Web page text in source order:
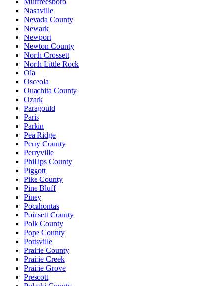
Nashville
Nevada County
Newark
Newport
Newton County
North Crossett
North Little Rock
Ola
Osceola
Ouachita County
Ozark
Paragould
Paris
Parkin
Pea Ridge
Perry County
Perryville
Phillips County
Piggott
Pike County
Pine Bluff
Piney
Pocahontas
Poinsett County
Polk County
Pope County
Pottsville
Prairie County
Prairie Creek
Prairie Grove
Prescott